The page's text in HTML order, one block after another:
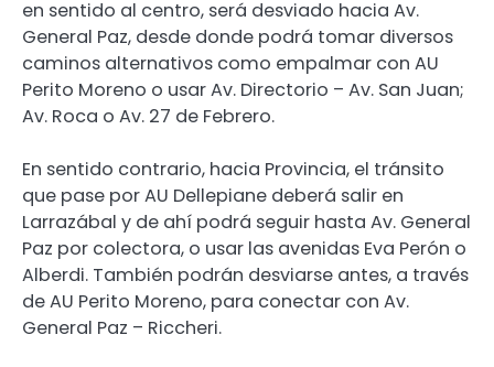
en sentido al centro, será desviado hacia Av.
General Paz, desde donde podrá tomar diversos
caminos alternativos como empalmar con AU
Perito Moreno o usar Av. Directorio – Av. San Juan;
Av. Roca o Av. 27 de Febrero.
En sentido contrario, hacia Provincia, el tránsito
que pase por AU Dellepiane deberá salir en
Larrazábal y de ahí podrá seguir hasta Av. General
Paz por colectora, o usar las avenidas Eva Perón o
Alberdi. También podrán desviarse antes, a través
de AU Perito Moreno, para conectar con Av.
General Paz – Riccheri.